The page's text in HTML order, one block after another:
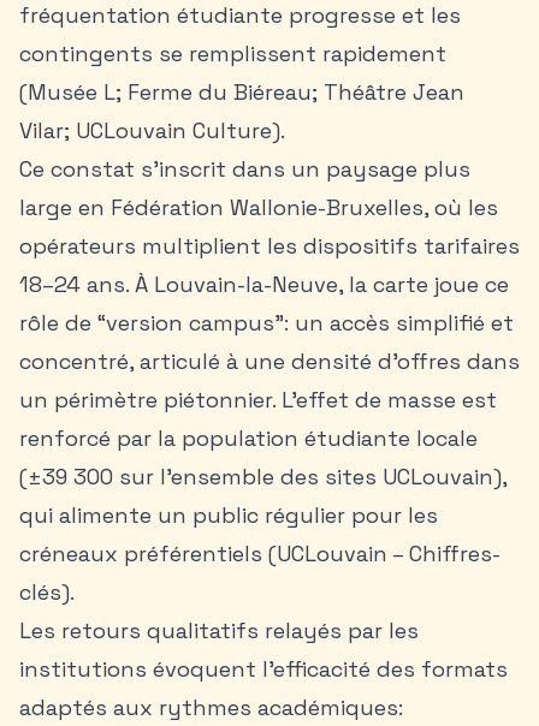
fréquentation étudiante progresse et les
contingents se remplissent rapidement
(Musée L; Ferme du Biéreau; Théâtre Jean
Vilar; UCLouvain Culture).
Ce constat s’inscrit dans un paysage plus
large en Fédération Wallonie-Bruxelles, où les
opérateurs multiplient les dispositifs tarifaires
18–24 ans. À Louvain-la-Neuve, la carte joue ce
rôle de “version campus”: un accès simplifié et
concentré, articulé à une densité d’offres dans
un périmètre piétonnier. L’effet de masse est
renforcé par la population étudiante locale
(±39 300 sur l’ensemble des sites UCLouvain),
qui alimente un public régulier pour les
créneaux préférentiels (UCLouvain – Chiffres-
clés).
Les retours qualitatifs relayés par les
institutions évoquent l’efficacité des formats
adaptés aux rythmes académiques: